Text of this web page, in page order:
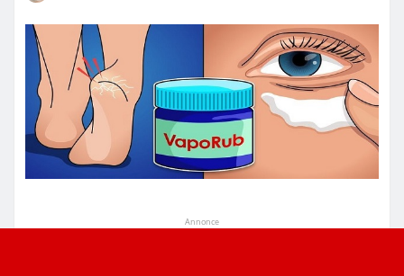
Annonce